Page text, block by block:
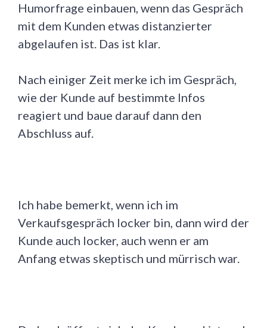
Humorfrage einbauen, wenn das Gespräch
mit dem Kunden etwas distanzierter
abgelaufen ist. Das ist klar.
Nach einiger Zeit merke ich im Gespräch,
wie der Kunde auf bestimmte Infos
reagiert und baue darauf dann den
Abschluss auf.
Ich habe bemerkt, wenn ich im
Verkaufsgespräch locker bin, dann wird der
Kunde auch locker, auch wenn er am
Anfang etwas skeptisch und mürrisch war.